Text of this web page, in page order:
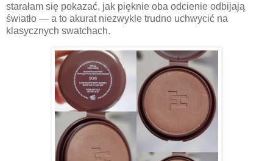
starałam się pokazać, jak pięknie oba odcienie odbijają
światło — a to akurat niezwykle trudno uchwycić na
klasycznych swatchach.